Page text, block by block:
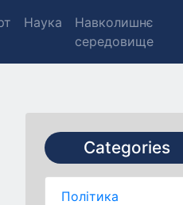
Наука
Навколишнє
середовище
Categories
Політика